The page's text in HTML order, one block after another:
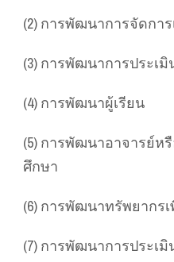
(2) การพัฒนาการจัดกา
(3) การพัฒนาการประเ
(4) การพัฒนาผู้เรียน
(5) การพัฒนาอาจารย์ห
ศึกษา
(6) การพัฒนาทรัพยากร
(7) การพัฒนาการประเ